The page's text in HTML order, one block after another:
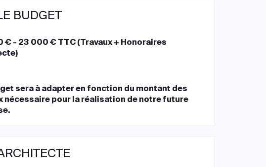
BUDGET
€ - 23 000 € TTC (Travaux + Honoraires
sera à adapter en fonction du montant des
nécessaire pour la réalisation de notre future